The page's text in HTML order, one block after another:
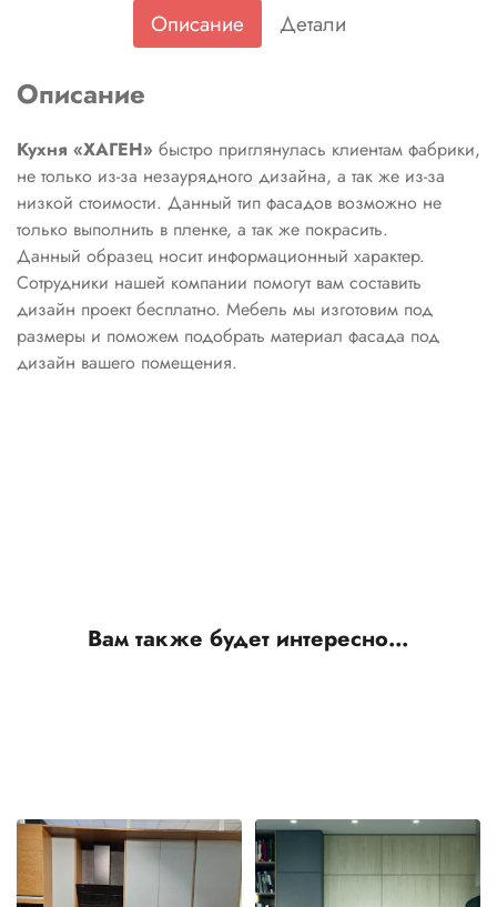
Описание Детали
Описание
Кухня «ХАГЕН» быстро приглянулась клиентам фабрики,
не только из-за незаурядного дизайна, а так же из-за
низкой стоимости. Данный тип фасадов возможно не
только выполнить в пленке, а так же покрасить.
Данный образец носит информационный характер.
Сотрудники нашей компании помогут вам составить
дизайн проект бесплатно. Мебель мы изготовим под
размеры и поможем подобрать материал фасада под
дизайн вашего помещения.
Вам также будет интересно…